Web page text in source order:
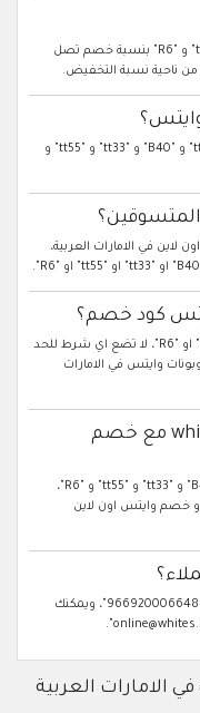
ياتي كود وايتس هذا: "tt10" و "B40" و "tt33" و "tt55" و "R6" بنسبة خصم تصل
لا يوجد شروط لاستخدام كوبون خصم وايتس "tt10" و "B40" و "tt33" و "tt55" و
في الامارات العربية،
كود خصم؟
برومو كود وايتس "tt10" او "B40" او "tt33" او "tt55" او "R6"، لا تضع اي شرط للحد
وايتس في الامارات
هل يمكن استخدام كود خصم whites مع خصم
، يأتي كود خصم وايتس 2026 هذا "tt10" و "B40" و "tt33" و "tt55" و "R6"،
خصم وايتس اون لاين
رقم خدمة عملاء وايتس في الامارات العربية هو: "+966920006648"، ويمكنك
الامارات العربية